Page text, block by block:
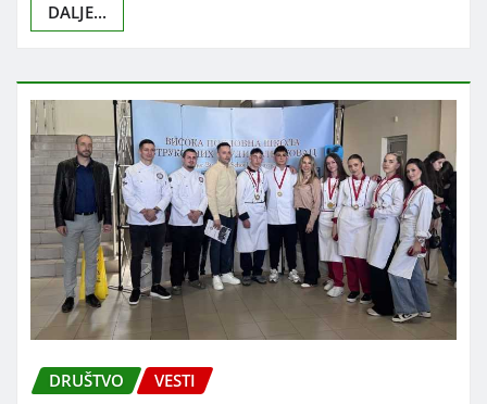
DALJE...
DRUŠTVO VESTI